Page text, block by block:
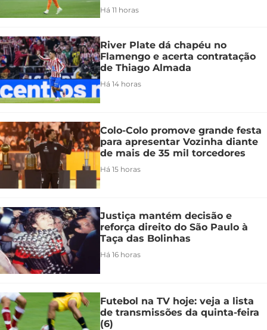
Há 11 horas
River Plate dá chapéu no
Flamengo e acerta contratação
de Thiago Almada
Há 14 horas
Colo-Colo promove grande festa
para apresentar Vozinha diante
de mais de 35 mil torcedores
Há 15 horas
Justiça mantém decisão e
reforça direito do São Paulo à
Taça das Bolinhas
Há 16 horas
Futebol na TV hoje: veja a lista
de transmissões da quinta-feira
(6)